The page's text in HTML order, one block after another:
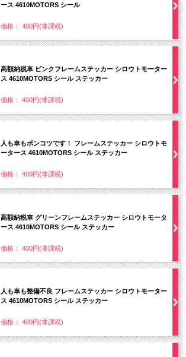
ース 4610MOTORS シール
価格： 400円(非課税)
高額納税車 ピンクフレームステッカー シロウトモーター
ス 4610MOTORS シール ステッカー
価格： 400円(非課税)
人も車もポンコツです！ フレームステッカー シロウトモ
ータース 4610MOTORS シール ステッカー
価格： 400円(非課税)
高額納税車 グリーンフレームステッカー シロウトモータ
ース 4610MOTORS シール ステッカー
価格： 400円(非課税)
人も車も整備不良 フレームステッカー シロウトモーター
ス 4610MOTORS シール ステッカー
価格： 400円(非課税)